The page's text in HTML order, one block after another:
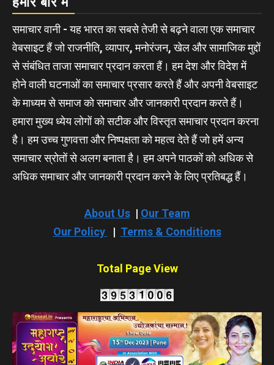
समाचार वानी - यह भारत का सबसे तेजी से बढ़ने वाला एक समाचार
वेबसाइट हैं जो राजनीति, व्यापार, मनोरंजन, खेल और सामाजिक मुद्दों
से संबंधित ताजा समाचार प्रदान करता हैं। हम देश और विदेश में
होने वाली घटनाओं का समाचार प्रसार करते हैं और अपनी वेबसाइट
के माध्यम से समाज को समाचार और जानकारी प्रदान करते हैं।
हमारा मुख्य ध्येय लोगों को सटीक और विस्तृत समाचार प्रदान करना
है। हम उच्च गुणवत्ता और निष्पक्षता को महत्व देते हैं जो हमें अन्य
समाचार स्रोतों से अलग बनाता है। हम अपने पाठकों को अधिक से
अधिक समाचार और जानकारी प्रदान करने के लिए प्रतिबद्ध हैं।
About Us| Our Team
Our Policy
| Terms & Conditions
Total Page View